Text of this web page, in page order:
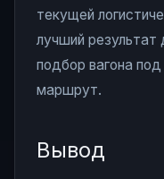
текущей
лучший результат
подбор вагона
маршрут.
Вывод